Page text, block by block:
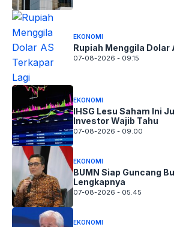
EKONOMI
Rupiah Menggila Dolar
07-08-2026 - 09.15
EKONOMI
IHSG Lesu Saham Ini
Investor Wajib Tahu
07-08-2026 - 09.00
EKONOMI
BUMN Siap Guncang
Lengkapnya
07-08-2026 - 05.45
EKONOMI